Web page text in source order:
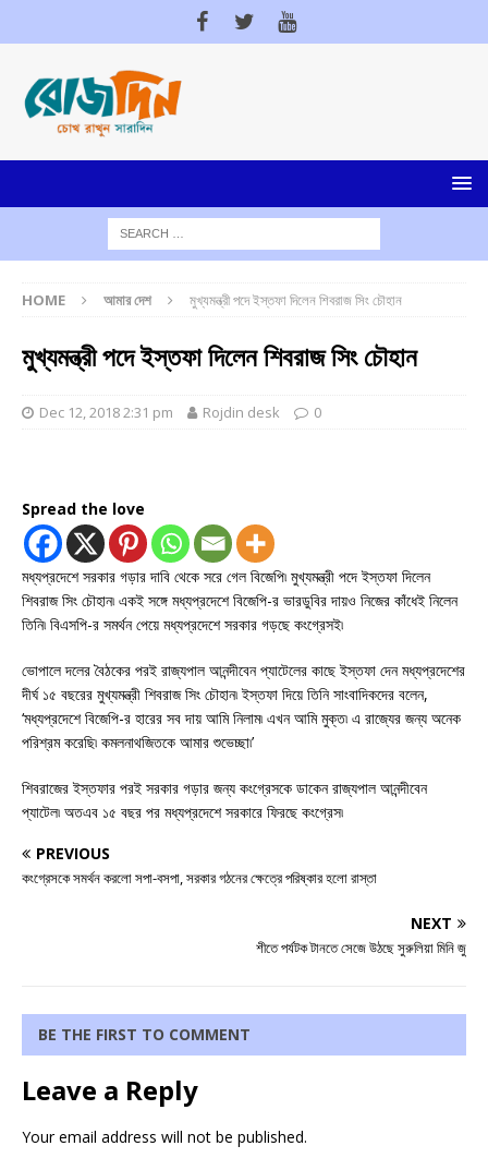
HOME আমার দেশ মুখ্যমন্ত্রী পদে ইস্তফা দিলেন শিবরাজ সিং চৌহান
মুখ্যমন্ত্রী পদে ইস্তফা দিলেন শিবরাজ সিং চৌহান
Dec 12, 2018 2:31 pm Rojdin desk 0
Spread the love
মধ্যপ্রদেশে সরকার গড়ার দাবি থেকে সরে গেল বিজেপি৷ মুখ্যমন্ত্রী পদে ইস্তফা দিলেন
শিবরাজ সিং চৌহান৷ একই সঙ্গে মধ্যপ্রদেশে বিজেপি-র ভারডুবির দায়ও নিজের কাঁধেই নিলেন
তিনি৷ বিএসপি-র সমর্থন পেয়ে মধ্যপ্রদেশে সরকার গড়ছে কংগ্রেসই৷
ভোপালে দলের বৈঠকের পরই রাজ্যপাল আনন্দীবেন প্যাটেলের কাছে ইস্তফা দেন মধ্যপ্রদেশের
দীর্ঘ ১৫ বছরের মুখ্যমন্ত্রী শিবরাজ সিং চৌহান৷ ইস্তফা দিয়ে তিনি সাংবাদিকদের বলেন,
‘মধ্যপ্রদেশে বিজেপি-র হারের সব দায় আমি নিলাম৷ এখন আমি মুক্ত৷ এ রাজ্যের জন্য অনেক
পরিশ্রম করেছি৷ কমলনাথজিতকে আমার শুভেচ্ছা৷’
শিবরাজের ইস্তফার পরই সরকার গড়ার জন্য কংগ্রেসকে ডাকেন রাজ্যপাল আনন্দীবেন
প্যাটেল৷ অতএব ১৫ বছর পর মধ্যপ্রদেশে সরকারে ফিরছে কংগ্রেস৷
PREVIOUS
কংগ্রেসকে সমর্থন করলো সপা-বসপা, সরকার গঠনের ক্ষেত্রে পরিষ্কার হলো রাস্তা
NEXT
শীতে পর্যটক টানতে সেজে উঠছে সুরুলিয়া মিনি জু
BE THE FIRST TO COMMENT
Leave a Reply
Your email address will not be published.